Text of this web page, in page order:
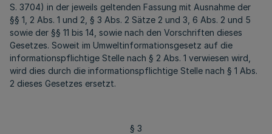
S. 3704) in der jeweils geltenden Fassung mit Ausnahme der
§§ 1, 2 Abs. 1 und 2, § 3 Abs. 2 Sätze 2 und 3, 6 Abs. 2 und 5
sowie der §§ 11 bis 14, sowie nach den Vorschriften dieses
Gesetzes. Soweit im Umweltinformationsgesetz auf die
informationspflichtige Stelle nach § 2 Abs. 1 verwiesen wird,
wird dies durch die informationspflichtige Stelle nach § 1 Abs.
2 dieses Gesetzes ersetzt.
§ 3